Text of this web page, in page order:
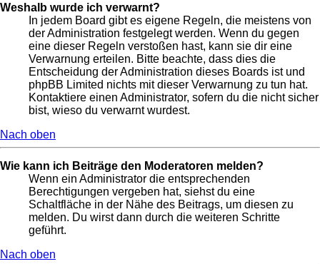
Weshalb wurde ich verwarnt?
In jedem Board gibt es eigene Regeln, die meistens von
der Administration festgelegt werden. Wenn du gegen
eine dieser Regeln verstoßen hast, kann sie dir eine
Verwarnung erteilen. Bitte beachte, dass dies die
Entscheidung der Administration dieses Boards ist und
phpBB Limited nichts mit dieser Verwarnung zu tun hat.
Kontaktiere einen Administrator, sofern du die nicht sicher
bist, wieso du verwarnt wurdest.
Nach oben
Wie kann ich Beiträge den Moderatoren melden?
Wenn ein Administrator die entsprechenden
Berechtigungen vergeben hat, siehst du eine
Schaltfläche in der Nähe des Beitrags, um diesen zu
melden. Du wirst dann durch die weiteren Schritte
geführt.
Nach oben